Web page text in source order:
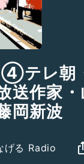
④テレ朝
送作家
岡新波
げる Radio